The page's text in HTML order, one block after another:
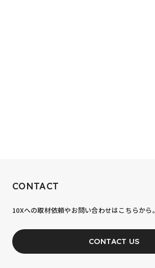
あなたの力が、必要です。
JOIN OUR TEAM
CONTACT
10Xへの取材依頼やお問い合わせはこちらから。
CONTACT US